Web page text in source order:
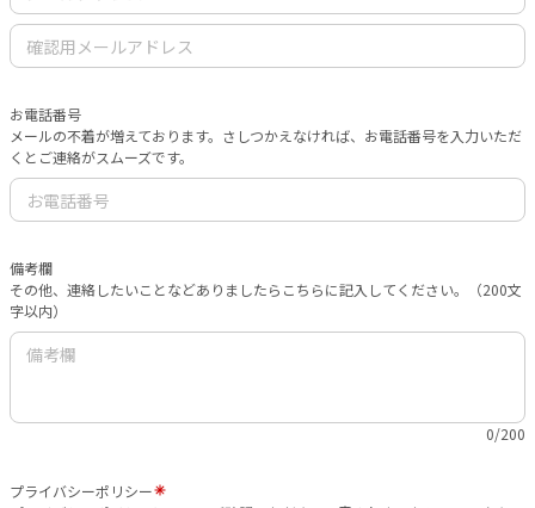
お電話番号
メールの不着が増えております。さしつかえなければ、お電話番号を入力いただ
くとご連絡がスムーズです。
備考欄
その他、連絡したいことなどありましたらこちらに記入してください。（200文
字以内）
0/200
プライバシーポリシー